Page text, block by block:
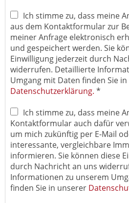
Ich stimme zu, dass meine
aus dem Kontaktformular zur
meiner Anfrage elektronisch
und gespeichert werden. Sie
Einwilligung jederzeit durch
widerrufen. Detaillierte
Umgang mit Daten finden Sie
Datenschutzerklärung. *
Ich stimme zu, dass meine
Kontaktformular auch dafür
um mich zukünftig per E-Mail
interessante, vergleichbare
informieren. Sie können diese
durch Nachricht an uns
Informationen zu unserem
finden Sie in unserer